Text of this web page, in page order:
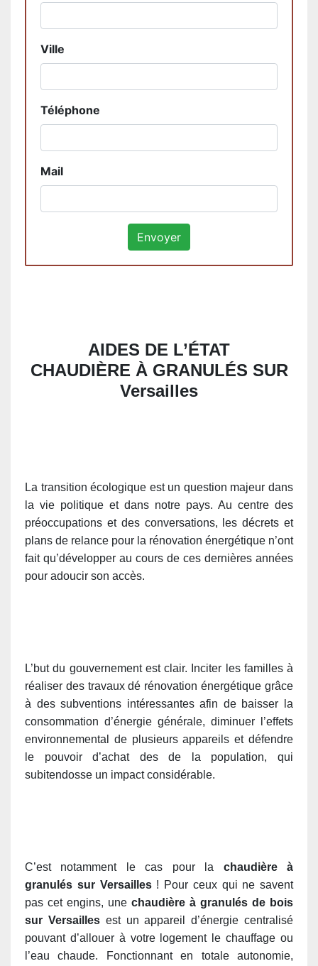
Ville
Téléphone
Mail
AIDES DE L’ÉTAT
CHAUDIÈRE À GRANULÉS SUR
Versailles
La transition écologique est un question majeur dans
la vie politique et dans notre pays. Au centre des
préoccupations et des conversations, les décrets et
plans de relance pour la rénovation énergétique n’ont
fait qu’développer au cours de ces dernières années
pour adoucir son accès.
L’but du gouvernement est clair. Inciter les familles à
réaliser des travaux dé rénovation énergétique grâce
à des subventions intéressantes afin de baisser la
consommation d’énergie générale, diminuer l’effets
environnemental de plusieurs appareils et défendre
le pouvoir d’achat des de la population, qui
subitendosse un impact considérable.
C’est notamment le cas pour la chaudière à
granulés sur Versailles! Pour ceux qui ne savent
pas cet engins, une chaudière à granulés de bois
sur Versaillesest un appareil d’énergie centralisé
pouvant d’allouer à votre logement le chauffage ou
l’eau chaude. Fonctionnant en totale autonomie,